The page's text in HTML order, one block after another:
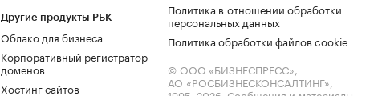
Другие продукты РБК
Облако для бизнеса
Корпоративный регистратор
доменов
Хостинг сайтов
Политика в отношении обработки
персональных данных
Политика обработки файлов cookie
© ООО «БИЗНЕСПРЕСС»,
АО «РОСБИЗНЕСКОНСАЛТИНГ»,